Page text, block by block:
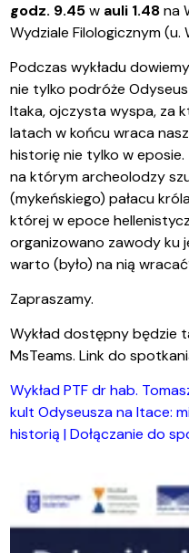
godz. 9.45w auli 1.48na
Wydziale Filologicznym
Podczas wykładu
nie tylko podróże
Itaka, ojczysta wyspa, za
latach w końcu wraca
historię nie tylko w
na którym archeolodzy
(mykeńskiego) pałacu
której w epoce
organizowano zawody ku
warto (było) na nią
Zapraszamy.
Wykład dostępny będzie
MsTeams. Link do
Wykład PTF dr hab.
kult Odyseusza na Itace:
historią | Dołączanie do